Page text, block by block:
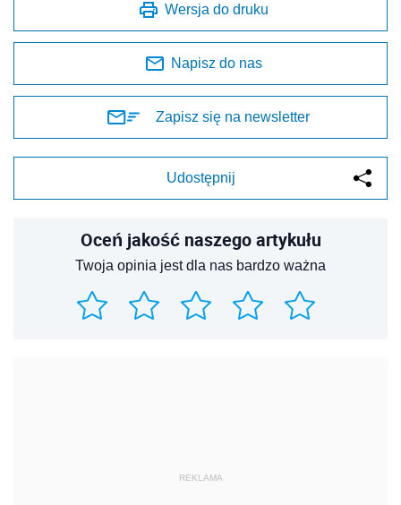
Wersja do druku
Napisz do nas
Zapisz się na newsletter
Udostępnij
Oceń jakość naszego artykułu
Twoja opinia jest dla nas bardzo ważna
REKLAMA